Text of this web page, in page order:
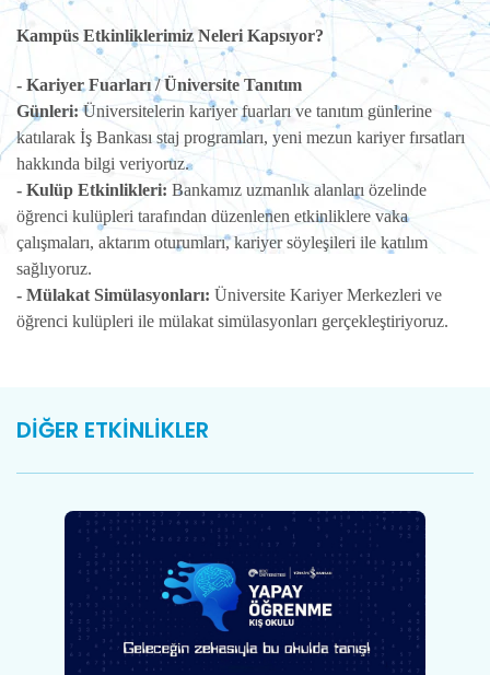
Kampüs Etkinliklerimiz Neleri Kapsıyor?
- Kariyer Fuarları / Üniversite Tanıtım
Günleri:Üniversitelerin kariyer fuarları ve tanıtım günlerine
katılarak İş Bankası staj programları, yeni mezun kariyer fırsatları
hakkında bilgi veriyoruz.
- Kulüp Etkinlikleri: Bankamız uzmanlık alanları özelinde
öğrenci kulüpleri tarafından düzenlenen etkinliklere vaka
çalışmaları, aktarım oturumları, kariyer söyleşileri ile katılım
sağlıyoruz.
- Mülakat Simülasyonları: Üniversite Kariyer Merkezleri ve
öğrenci kulüpleri ile mülakat simülasyonları gerçekleştiriyoruz.
DİĞER ETKİNLİKLER